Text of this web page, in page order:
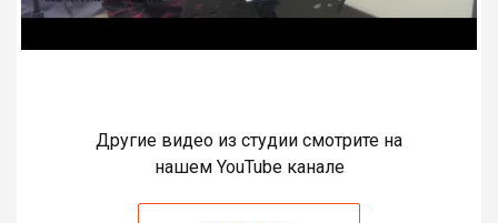
Другие видео из студии смотрите на
нашем YouTube канале